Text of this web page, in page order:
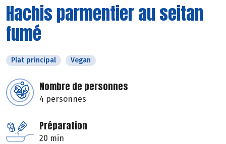
Hachis parmentier au seitan
fumé
Plat principal Vegan
Nombre de personnes
4 personnes
Préparation
20 min